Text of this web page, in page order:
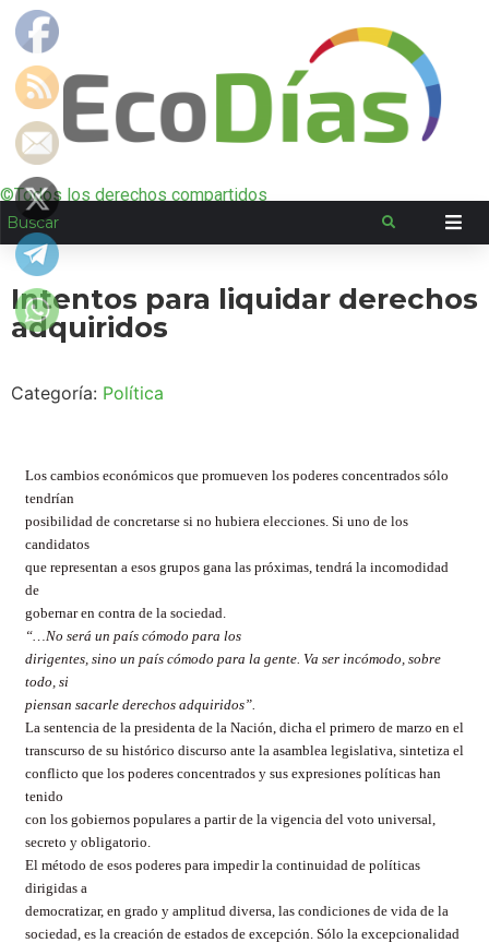
©Todos los derechos compartidos
Intentos para liquidar derechos
adquiridos
Categoría: Política
Los cambios económicos que promueven los poderes concentrados sólo
tendrían
posibilidad de concretarse si no hubiera elecciones. Si uno de los
candidatos
que representan a esos grupos gana las próximas, tendrá la incomodidad
de
gobernar en contra de la sociedad.
“…No será un país cómodo para los
dirigentes, sino un país cómodo para la gente. Va ser incómodo, sobre
todo, si
piensan sacarle derechos adquiridos”.
La sentencia de la presidenta de la Nación, dicha el primero de marzo en el
transcurso de su histórico discurso ante la asamblea legislativa, sintetiza el
conflicto que los poderes concentrados y sus expresiones políticas han
tenido
con los gobiernos populares a partir de la vigencia del voto universal,
secreto y obligatorio.
El método de esos poderes para impedir la continuidad de políticas
dirigidas a
democratizar, en grado y amplitud diversa, las condiciones de vida de la
sociedad, es la creación de estados de excepción. Sólo la excepcionalidad